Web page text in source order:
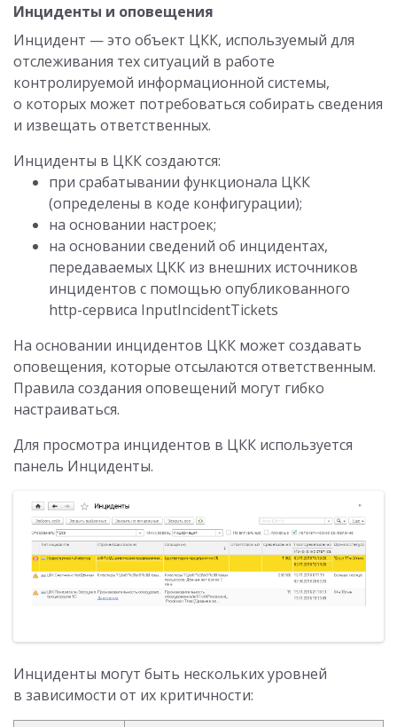
Инциденты и оповещения
Инцидент — это объект ЦКК, используемый для
отслеживания тех ситуаций в работе
контролируемой информационной системы,
о которых может потребоваться собирать сведения
и извещать ответственных.
Инциденты в ЦКК создаются:
при срабатывании функционала ЦКК
(определены в коде конфигурации);
на основании настроек;
на основании сведений об инцидентах,
передаваемых ЦКК из внешних источников
инцидентов c помощью опубликованного
http-сервиса InputIncidentTickets
На основании инцидентов ЦКК может создавать
оповещения, которые отсылаются ответственным.
Правила создания оповещений могут гибко
настраиваться.
Для просмотра инцидентов в ЦКК используется
панель Инциденты.
Инциденты могут быть нескольких уровней
в зависимости от их критичности: